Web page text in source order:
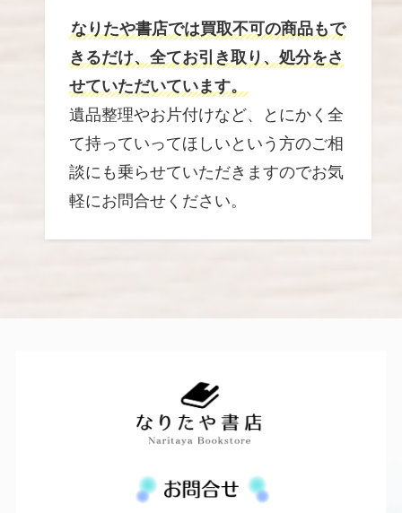
なりたや書店では買取不可の商品もで
きるだけ、全てお引き取り、処分をさ
せていただいています。
遺品整理やお片付けなど、とにかく全
て持っていってほしいという方のご相
談にも乗らせていただきますのでお気
軽にお問合せください。